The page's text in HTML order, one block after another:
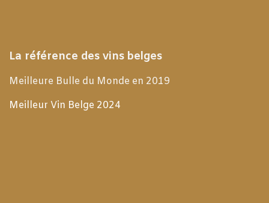
La référence des vins belges
Meilleure Bulle du Monde en 2019
Meilleur Vin Belge 2024